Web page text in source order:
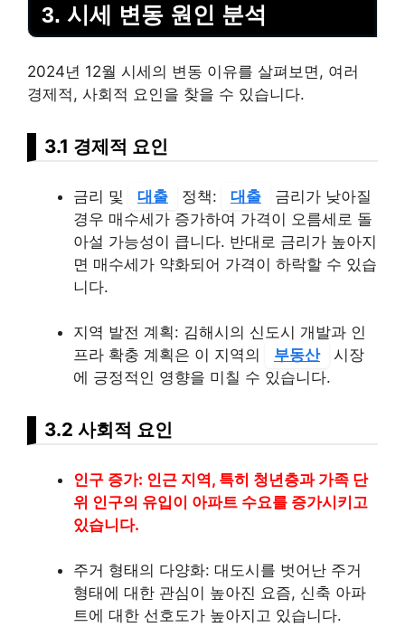
3. 시세 변동 원인 분석
2024년 12월 시세의 변동 이유를 살펴보면, 여러
경제적, 사회적 요인을 찾을 수 있습니다.
3.1 경제적 요인
금리 및 대출 정책: 대출
금리가 낮아질
경우 매수세가 증가하여 가격이 오름세로 돌
아설 가능성이 큽니다. 반대로 금리가 높아지
면 매수세가 약화되어 가격이 하락할 수 있습
니다.
지역 발전 계획: 김해시의 신도시 개발과 인
프라 확충 계획은 이 지역의
부동산
시장
에 긍정적인 영향을 미칠 수 있습니다.
3.2 사회적 요인
인구 증가: 인근 지역, 특히 청년층과 가족 단
위 인구의 유입이 아파트 수요를 증가시키고
있습니다.
주거 형태의 다양화: 대도시를 벗어난 주거
형태에 대한 관심이 높아진 요즘, 신축 아파
트에 대한 선호도가 높아지고 있습니다.